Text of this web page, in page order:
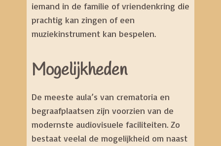
iemand in de familie of vriendenkring die
prachtig kan zingen of een
muziekinstrument kan bespelen.
Mogelijkheden
De meeste aula’s van crematoria en
begraafplaatsen zijn voorzien van de
modernste audiovisuele faciliteiten. Zo
bestaat veelal de mogelijkheid om naast